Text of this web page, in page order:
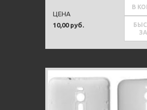
10,00 руб.
ЦЕНА
В